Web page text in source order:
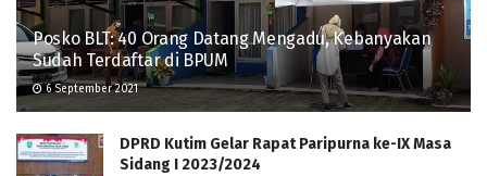
Posko BLT: 40 Orang Datang Mengadu, Kebanyakan
Sudah Terdaftar di BPUM
6 September 2021
DPRD Kutim Gelar Rapat Paripurna ke-IX Masa
Sidang I 2023/2024